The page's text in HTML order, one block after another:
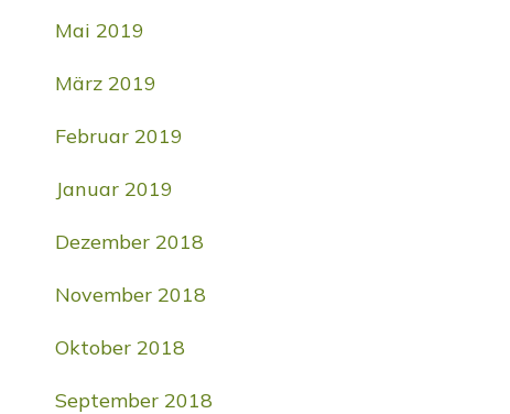
Mai 2019
März 2019
Februar 2019
Januar 2019
Dezember 2018
November 2018
Oktober 2018
September 2018